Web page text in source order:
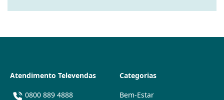
Atendimento Televendas
0800 889 4888
Categorias
Bem-Estar